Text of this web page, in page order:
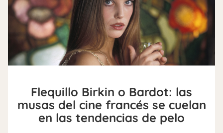
Flequillo Birkin o Bardot: las
musas del cine francés se cuelan
en las tendencias de pelo